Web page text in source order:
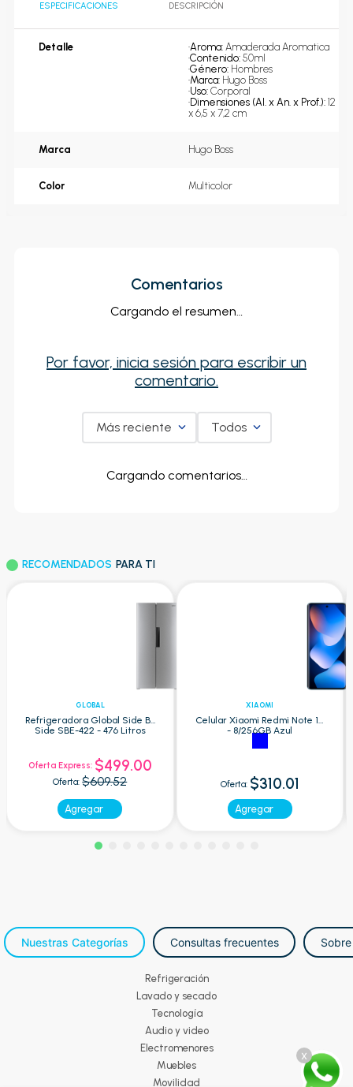
x
ESPECIFICACIONES DESCRIPCIÓN
Detalle •Aroma: Amaderada Aromatica
•Contenido: 50ml
•Género: Hombres
•Marca: Hugo Boss
•Uso: Corporal
•Dimensiones (Al. x An. x Prof.): 12
x 6,5 x 7,2 cm
Marca Hugo Boss
Color Multicolor
Comentarios
Cargando el resumen…
Por favor, inicia sesión para escribir un
comentario.
Más reciente Todos
Cargando comentarios…
RECOMENDADOS PARA TI
GLOBAL
Refrigeradora Global Side By
Side SBE-422 - 476 Litros
Oferta Express: $499.00
Oferta: $609.52
Agregar
XIAOMI
Celular Xiaomi Redmi Note 15
- 8/256GB Azul
Oferta: $310.01
Agregar
Nuestras Categorías Consultas frecuentes
Refrigeración
Lavado y secado
Tecnología
Audio y video
Electromenores
Muebles
Movilidad